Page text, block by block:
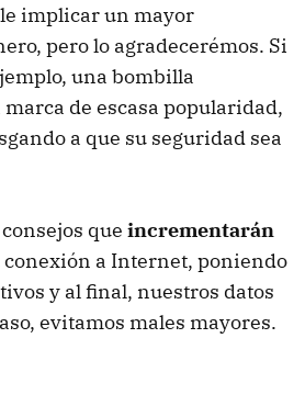
implicar un mayor
pero lo agradecerémos. Si
una bombilla
de escasa popularidad,
a que su seguridad sea
que incrementarán
conexión a Internet, poniendo
y al final, nuestros datos
evitamos males mayores.